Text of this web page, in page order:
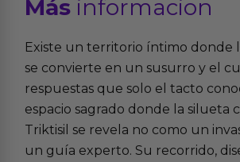
Más informacion
Existe un territorio íntimo donde
se convierte en un susurro y el
respuestas que solo el tacto
espacio sagrado donde la silueta
Triktisil se revela no como un
un guía experto. Su recorrido,